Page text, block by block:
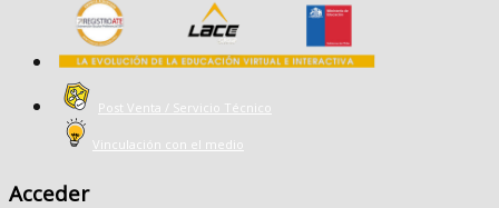
Post Venta / Servicio Técnico
Vinculación con el medio
Acceder